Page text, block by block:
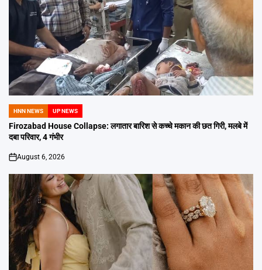
POSTED
IN
HNN NEWS UP NEWS
Firozabad House Collapse: लगातार बारिश से कच्चे मकान की छत गिरी, मलबे में
दबा परिवार, 4 गंभीर
on
August 6, 2026